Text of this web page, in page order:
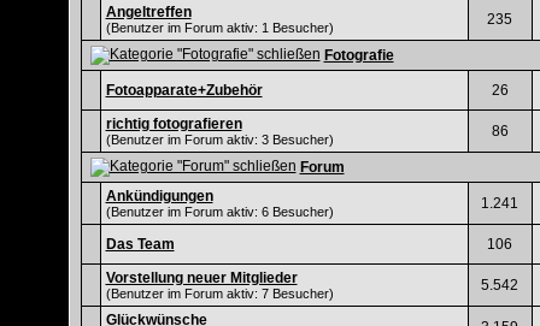
Angeltreffen
(Benutzer im Forum aktiv: 1 Besucher) 235
Fotografie
Fotoapparate+Zubehör
26
richtig fotografieren
(Benutzer im Forum aktiv: 3 Besucher) 86
Forum
Ankündigungen
(Benutzer im Forum aktiv: 6 Besucher) 1.241
Das Team
106
Vorstellung neuer Mitglieder
(Benutzer im Forum aktiv: 7 Besucher) 5.542
Glückwünsche